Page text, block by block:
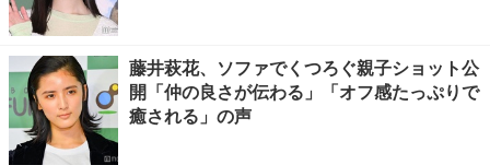
藤井萩花、ソファでくつろぐ親子ショット公
開「仲の良さが伝わる」「オフ感たっぷりで
癒される」の声